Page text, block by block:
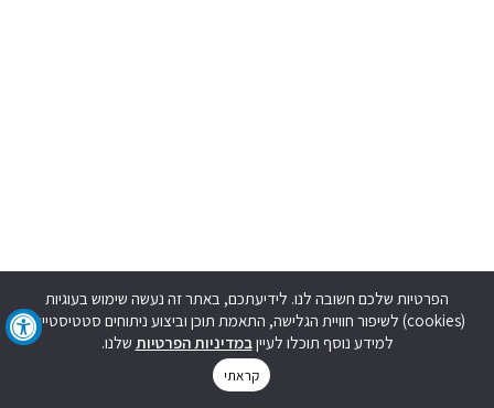
הפרטיות שלכם חשובה לנו. לידיעתכם, באתר זה נעשה שימוש בעוגיות
(cookies) לשיפור חוויית הגלישה, התאמת תוכן וביצוע ניתוחים סטטיסטיים.
למידע נוסף תוכלו לעייןבמדיניות הפרטיות שלנו.
קראתי